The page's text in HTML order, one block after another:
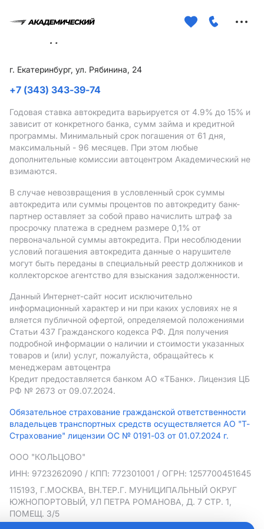
г. Екатеринбург, ул. Рябинина, 24
+7 (343) 343-39-74
Годовая ставка автокредита варьируется от 4.9% до 15% и
зависит от конкретного банка, сумм займа и кредитной
программы. Минимальный срок погашения от 61 дня,
максимальный - 96 месяцев. При этом любые
дополнительные комиссии автоцентром Академический не
взимаются.
В случае невозвращения в условленный срок суммы
автокредита или суммы процентов по автокредиту банк-
партнер оставляет за собой право начислить штраф за
просрочку платежа в среднем размере 0,1% от
первоначальной суммы автокредита. При несоблюдении
условий погашения автокредита данные о нарушителе
могут быть переданы в специальный реестр должников и
коллекторское агентство для взыскания задолженности.
Данный Интернет-сайт носит исключительно
информационный характер и ни при каких условиях не я
вляется публичной офертой, определяемой положениями
Статьи 437 Гражданского кодекса РФ. Для получения
подробной информации о наличии и стоимости указанных
товаров и (или) услуг, пожалуйста, обращайтесь к
менеджерам автоцентра
Кредит предоставляется банком АO «ТБанк». Лицензия ЦБ
РФ № 2673 от 09.07.2024.
Обязательное страхование гражданской ответственности
владельцев транспортных средств осуществляется АО "Т-
Страхование" лицензии ОС № 0191-03 от 01.07.2024 г.
ООО "КОЛЬЦОВО"
ИНН: 9723262090 / КПП: 772301001 / ОГРН: 1257700451645
115193, Г.МОСКВА, ВН.ТЕР.Г. МУНИЦИПАЛЬНЫЙ ОКРУГ
ЮЖНОПОРТОВЫЙ, УЛ ПЕТРА РОМАНОВА, Д. 7 СТР. 1,
ПОМЕЩ. 3/5